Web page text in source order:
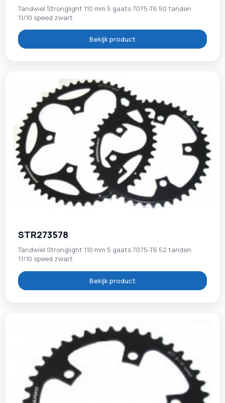
Tandwiel Stronglight 110 mm 5 gaats 7075-T6 50 tanden
11/10 speed zwart
Bekijk product
STR273578
Tandwiel Stronglight 110 mm 5 gaats 7075-T6 52 tanden
11/10 speed zwart
Bekijk product